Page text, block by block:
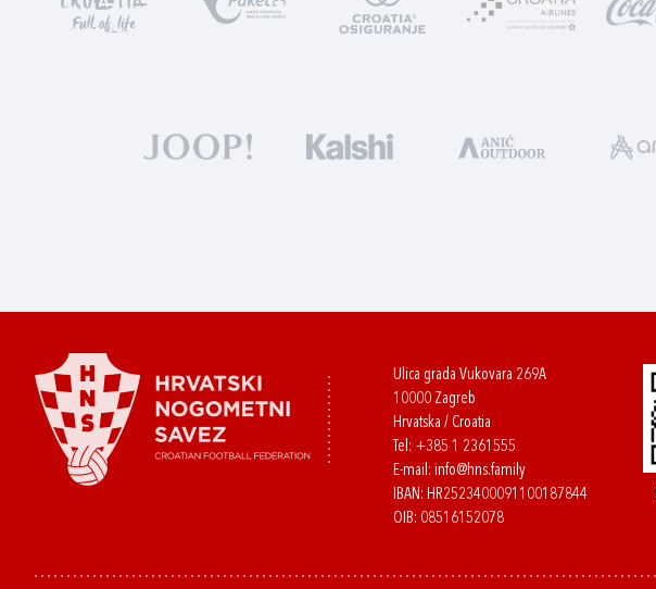
Ulica grada Vukovara 269A
10000 Zagreb
Hrvatska / Croatia
Tel: +385 1 2361555
E-mail: info@hns.family
IBAN: HR2523400091100187844
OIB: 08516152078